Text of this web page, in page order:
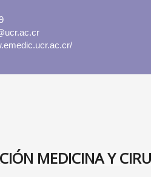
MEDICINA Y